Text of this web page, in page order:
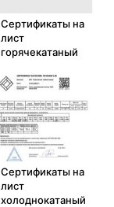
Сертификаты на
лист
горячекатаный
Сертификаты на
лист
холоднокатаный